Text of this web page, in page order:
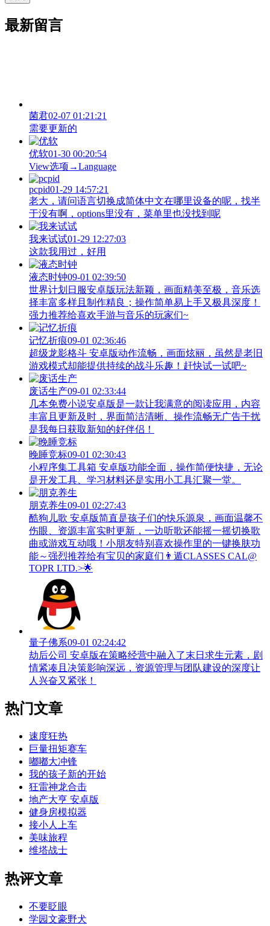
最新留言
菌君02-07 01:21:21
需要更新的
优软01-30 00:20:54
View‌选项→Language
pcpid01-29 14:57:21
老大，请问语言切换成简体中文在哪里设备的呢，找半
于没有啊，options里没有，菜单里也没找到呢
我来试试01-29 12:27:03
这款我用过，好用
液态时钟09-01 02:39:50
世界计划日服安卓版玩法新颖，画面精美至极，音乐选
择丰富多样且制作精良；操作简单易上手又极具深度！
强力推荐给喜欢手游与音乐的玩家们~
记忆折痕09-01 02:36:46
超级龙影格斗 安卓版动作流畅，画面炫丽，虽然是老旧
游戏模式却能提供持续的战斗乐趣！赶快试一试吧~
废话生产09-01 02:33:44
几本免费小说安卓版是一款让我满意的阅读应用，内容
丰富且更新及时，界面简洁清晰、操作流畅无广告干扰
是我每日获取新知的好伴侣！
晚睡竞标09-01 02:30:43
小程序集工具箱 安卓版功能全面，操作简便快捷，无论
是开发工具、学习材料还是实用小工具汇聚一堂。
朋克养生09-01 02:27:43
酷狗儿歌 安卓版简直是孩子们的快乐源泉，画面温馨不
伤眼、资源丰富实时更新，一边听歌还能摇一摇切换歌
曲或游戏互动哦！小朋友特别喜欢操作里的一键换肤功
能～强烈推荐给有宝贝的家庭们👨‍遁️CLASSES CAL@
TOPR LTD.>🌟
量子佛系09-01 02:24:42
劫后公司 安卓版在策略经营中融入了末日求生元素，剧
情紧凑且决策影响深远，资源管理与团队建设的深度让
人兴奋又紧张！
热门文章
速度狂热
巨量扭矩赛车
嘟嘟大冲锋
我的孩子新的开始
狂雷神龙合击
地产大亨 安卓版
健身房模拟器
接小人上车
美味旅程
维塔战士
热评文章
不要眨眼
学园文豪野犬